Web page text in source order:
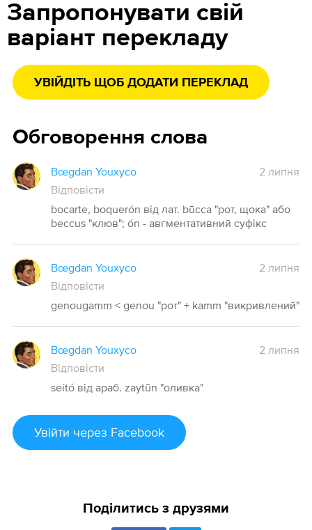
Запропонувати свій
варіант перекладу
УВІЙДІТЬ ЩОБ ДОДАТИ ПЕРЕКЛАД
Обговорення слова
Bœgdan Youxyco
2 липня
Відповісти
bocarte, boquerón від лат. būcca "рот, щока" або
beccus "клюв"; ón - авгментативний суфікс
Bœgdan Youxyco
2 липня
Відповісти
genougamm < genou "рот" + kamm "викривлений"
Bœgdan Youxyco
2 липня
Відповісти
seitó від араб. zaytūn "оливка"
Увійти через Facebook
Поділитись з друзями